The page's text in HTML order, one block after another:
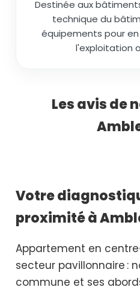
Destinée aux
technique du
équipements pour
l'exploitation
Les avis de
Votre
proximité à
Appartement en
secteur pavillonnaire :
commune et ses